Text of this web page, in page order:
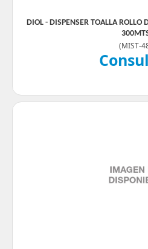
DIOL - DISPENSER TOALLA
(MIST-